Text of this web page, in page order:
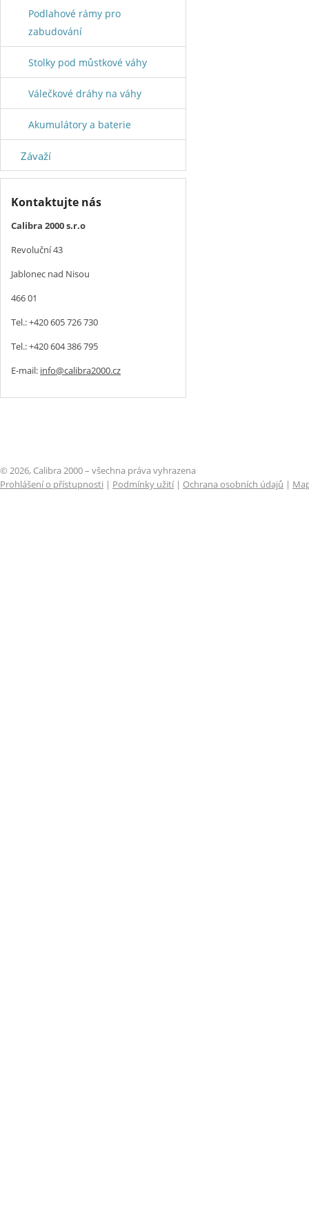
Podlahové rámy pro
zabudování
Stolky pod můstkové váhy
Válečkové dráhy na váhy
Akumulátory a baterie
Závaží
Kontaktujte nás
Calibra 2000 s.r.o
Revoluční 43
Jablonec nad Nisou
466 01
Tel.: +420 605 726 730
Tel.: +420 604 386 795
E-mail: info@calibra2000.cz
© 2026, Calibra 2000 – všechna práva vyhrazena
Prohlášení o přístupnosti | Podmínky užití| Ochrana osobních údajů |